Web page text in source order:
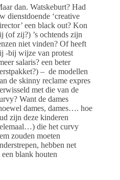
dan. Watskeburt? Had
dienstdoende ‘creative
een black out? Kon
(of zij?) ’s ochtends zijn
niet vinden? Of heeft
-bij wijze van protest
salaris? een beter
– de modellen
de skinny reclame expres
met die van de
Want de dames
dames, dames…. hoe
zijn deze kinderen
die het curvy
zouden moeten
hebben net
blank houten